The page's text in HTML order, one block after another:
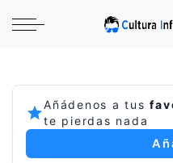
Añádenos a tus
te pierdas nada